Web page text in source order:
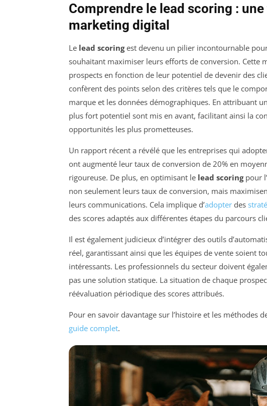
Comprendre le lead scoring :
marketing digital
Le lead scoringest devenu un pilier incontournable
souhaitant maximiser leurs efforts de conversion. Cette
prospects en fonction de leur potentiel de devenir des
confèrent des points selon des critères tels que le
marque et les données démographiques. En attribuant
plus fort potentiel sont mis en avant, facilitant ainsi la
opportunités les plus prometteuses.
Un rapport récent a révélé que les entreprises qui
ont augmenté leur taux de conversion de 20% en
rigoureuse. De plus, en optimisant le lead scoringpour
non seulement leurs taux de conversion, mais
leurs communications. Cela implique d’adopter des
des scores adaptés aux différentes étapes du parcours
Il est également judicieux d’intégrer des outils
réel, garantissant ainsi que les équipes de vente soient
intéressants. Les professionnels du secteur doivent
pas une solution statique. La situation de chaque
réévaluation périodique des scores attribués.
Pour en savoir davantage sur l’histoire et les méthodes
guide complet.